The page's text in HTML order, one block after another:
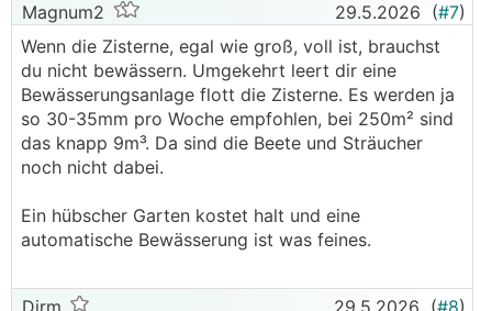
Magnum2 29.5.2026 (#7)
Wenn die Zisterne, egal wie groß, voll ist, brauchst
du nicht bewässern. Umgekehrt leert dir eine
Bewässerungsanlage flott die Zisterne. Es werden ja
so 30-35mm pro Woche empfohlen, bei 250m² sind
das knapp 9m³. Da sind die Beete und Sträucher
noch nicht dabei.
Ein hübscher Garten kostet halt und eine
automatische Bewässerung ist was feines.
Dirm 29.5.2026 (#8)